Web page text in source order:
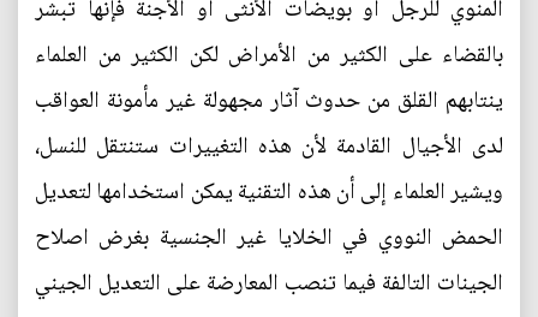
المنوي للرجل أو بويضات الأنثى أو الأجنة فإنها تبشر
بالقضاء على الكثير من الأمراض لكن الكثير من العلماء
ينتابهم القلق من حدوث آثار مجهولة غير مأمونة العواقب
لدى الأجيال القادمة لأن هذه التغييرات ستنتقل للنسل،
ويشير العلماء إلى أن هذه التقنية يمكن استخدامها لتعديل
الحمض النووي في الخلايا غير الجنسية بغرض اصلاح
الجينات التالفة فيما تنصب المعارضة على التعديل الجيني